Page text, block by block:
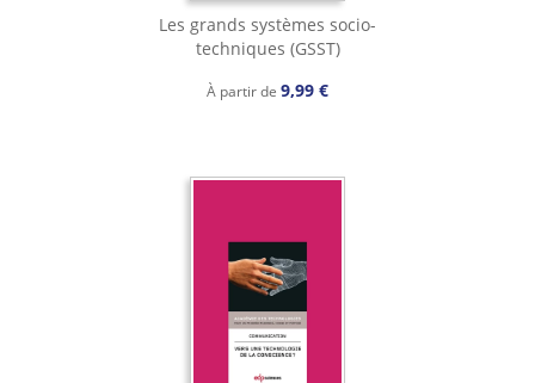
Les grands systèmes socio-
techniques (GSST)
À partir de 9,99 €